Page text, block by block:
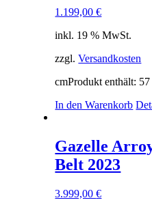
1.199,00€
inkl. 19 % MwSt.
zzgl.Versandkosten
Produkt enthält: 57
cm
In den Warenkorb
Gazelle
Belt 2023
3.999,00€